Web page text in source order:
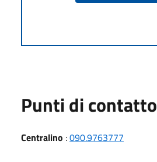
Punti di contatto
Centralino :090.9763777